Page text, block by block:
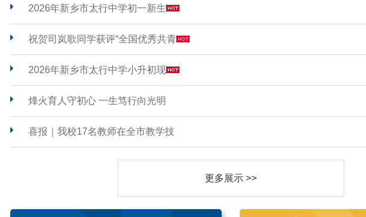
2026年新乡市太行中学初一新生
祝贺司岚歌同学获评“全国优秀共青
2026年新乡市太行中学小升初现
烽火育人守初心 一生笃行向光明
喜报｜我校17名教师在全市教学技
更多展示 >>